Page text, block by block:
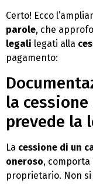
Certo! Ecco
parole, che
legali legati alla
pagamento:
la cessione
prevede la
La cessione di un
oneroso, comporta
proprietario. Non